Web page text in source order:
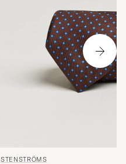
STENSTRÖMS